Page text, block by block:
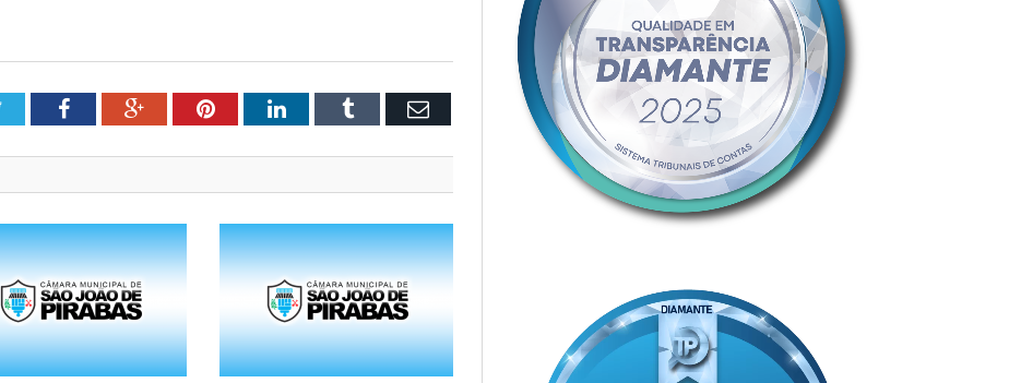
TwitterFacebookGoogle+PinterestLinkedInTumblr Email